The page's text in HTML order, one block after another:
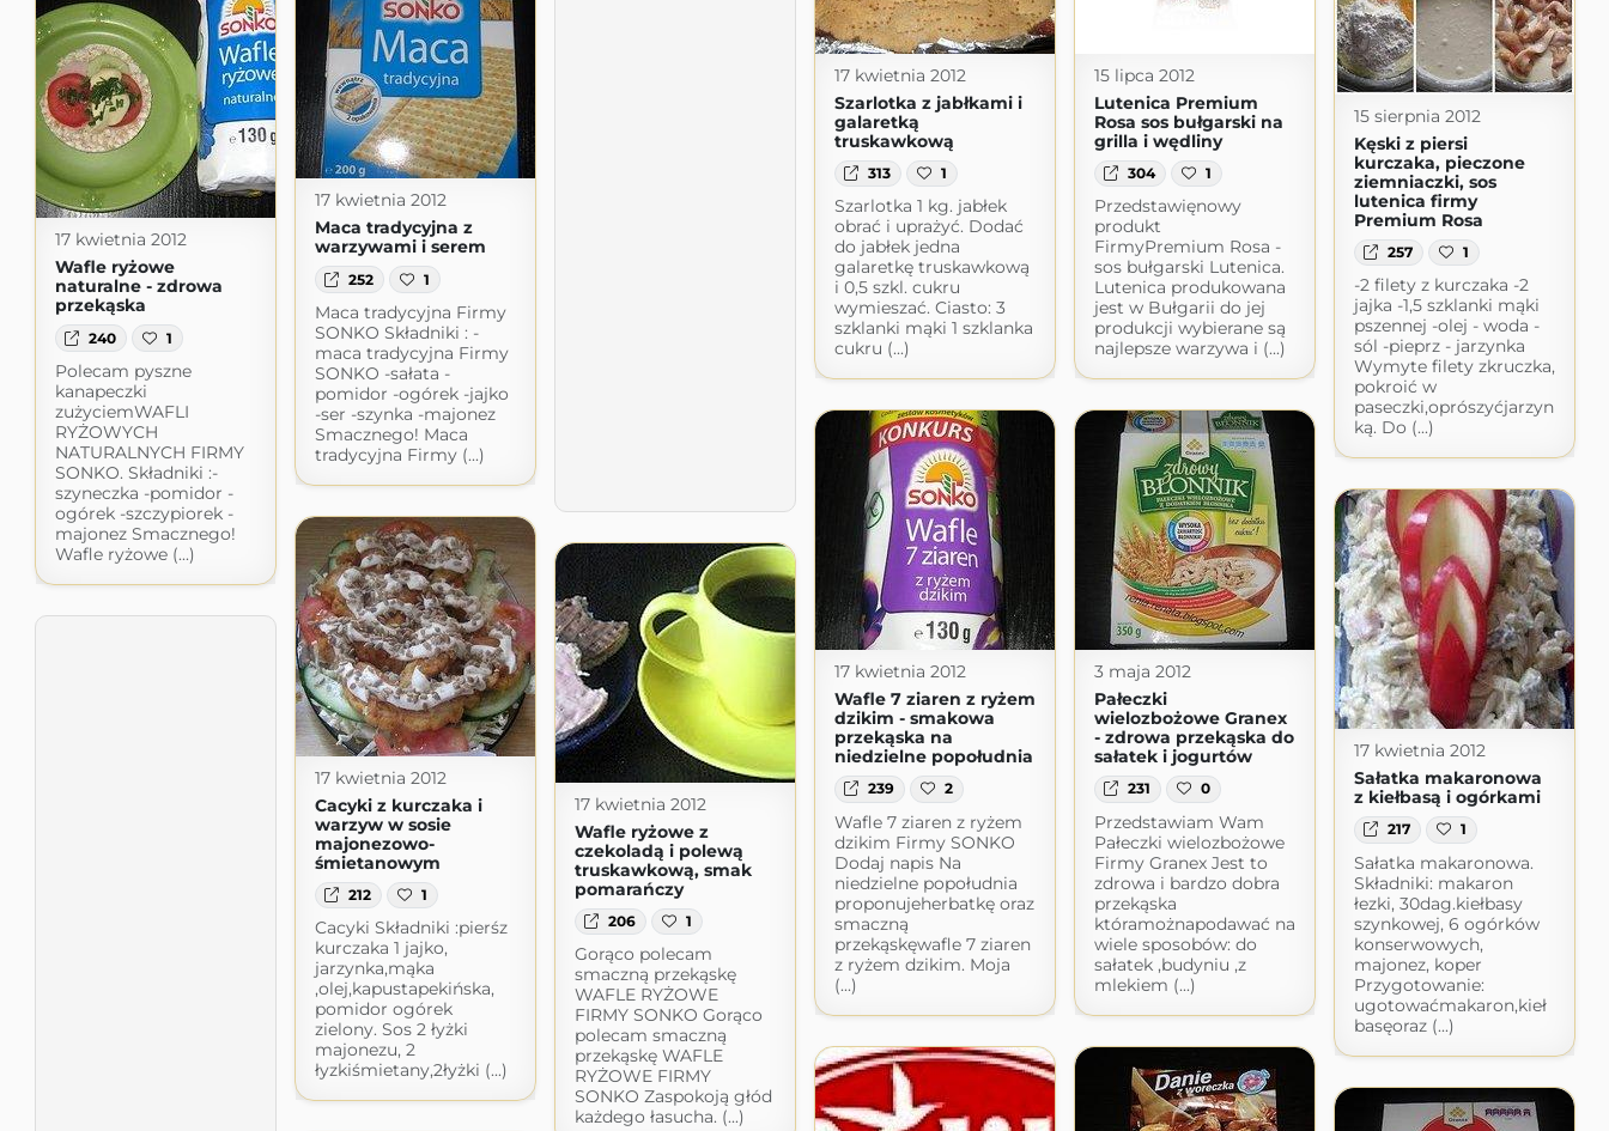
17 kwietnia 2012
Szarlotka z jabłkami i
galaretką
truskawkową
313 1
Szarlotka 1 kg. jabłek
obrać i uprażyć. Dodać
do jabłek jedna
galaretkę truskawkową
i 0,5 szkl. cukru
wymieszać. Ciasto: 3
szklanki mąki 1 szklanka
cukru (...)
15 lipca 2012
Lutenica Premium
Rosa sos bułgarski na
grilla i wędliny
304 1
Przedstawięnowy
produkt
FirmyPremium Rosa -
sos bułgarski Lutenica.
Lutenica produkowana
jest w Bułgarii do jej
produkcji wybierane są
najlepsze warzywa i (...)
15 sierpnia 2012
Kęski z piersi
kurczaka, pieczone
ziemniaczki, sos
lutenica firmy
Premium Rosa
257 1
-2 filety z kurczaka -2
jajka -1,5 szklanki mąki
pszennej -olej - woda -
sól -pieprz - jarzynka
Wymyte filety zkruczka,
pokroić w
paseczki,oprószyćjarzyn
ką. Do (...)
17 kwietnia 2012
Maca tradycyjna z
warzywami i serem
252 1
Maca tradycyjna Firmy
SONKO Składniki : -
maca tradycyjna Firmy
SONKO -sałata -
pomidor -ogórek -jajko
-ser -szynka -majonez
Smacznego! Maca
tradycyjna Firmy (...)
17 kwietnia 2012
Wafle ryżowe
naturalne - zdrowa
przekąska
240 1
Polecam pyszne
kanapeczki
zużyciemWAFLI
RYŻOWYCH
NATURALNYCH FIRMY
SONKO. Składniki :-
szyneczka -pomidor -
ogórek -szczypiorek -
majonez Smacznego!
Wafle ryżowe (...)
17 kwietnia 2012
Wafle 7 ziaren z ryżem
dzikim - smakowa
przekąska na
niedzielne popołudnia
239 2
Wafle 7 ziaren z ryżem
dzikim Firmy SONKO
Dodaj napis Na
niedzielne popołudnia
proponujeherbatkę oraz
smaczną
przekąskęwafle 7 ziaren
z ryżem dzikim. Moja
(...)
3 maja 2012
Pałeczki
wielozbożowe Granex
- zdrowa przekąska do
sałatek i jogurtów
231 0
Przedstawiam Wam
Pałeczki wielozbożowe
Firmy Granex Jest to
zdrowa i bardzo dobra
przekąska
któramożnapodawać na
wiele sposobów: do
sałatek ,budyniu ,z
mlekiem (...)
17 kwietnia 2012
Sałatka makaronowa
z kiełbasą i ogórkami
217 1
Sałatka makaronowa.
Składniki: makaron
łezki, 30dag.kiełbasy
szynkowej, 6 ogórków
konserwowych,
majonez, koper
Przygotowanie:
ugotowaćmakaron,kieł
basęoraz (...)
17 kwietnia 2012
Cacyki z kurczaka i
warzyw w sosie
majonezowo-
śmietanowym
212 1
Cacyki Składniki :pierśz
kurczaka 1 jajko,
jarzynka,mąka
,olej,kapustapekińska,
pomidor ogórek
zielony. Sos 2 łyżki
majonezu, 2
łyzkiśmietany,2łyżki (...)
17 kwietnia 2012
Wafle ryżowe z
czekoladą i polewą
truskawkową, smak
pomarańczy
206 1
Gorąco polecam
smaczną przekąskę
WAFLE RYŻOWE
FIRMY SONKO Gorąco
polecam smaczną
przekąskę WAFLE
RYŻOWE FIRMY
SONKO Zaspokoją głód
każdego łasucha. (...)